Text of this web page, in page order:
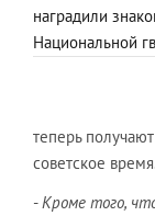
наградили
Национальной
теперь
советское
- Кроме того,